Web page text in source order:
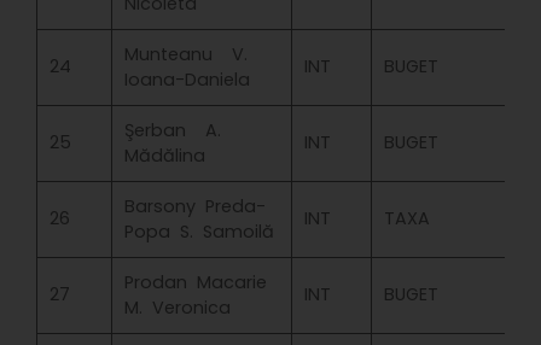
24
Munteanu V.
Ioana-Daniela
INT BUGET
25
Şerban A.
Mădălina
INT BUGET
26
Barsony Preda-
Popa S. Samoilă
INT TAXA
27
Prodan Macarie
M. Veronica
INT BUGET